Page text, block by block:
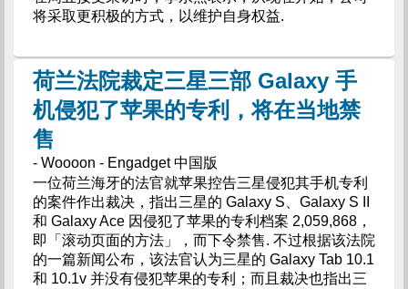
将采取更积极的方式，以维护自身权益.
荷兰法院裁定三星三部 Galaxy 手
机侵犯了苹果的专利，将在当地禁
售
- Woooon - Engadget 中国版
一位荷兰海牙的法官就苹果控告三星侵犯其手机专利
的案件作出裁决，指出三星的 Galaxy S、Galaxy S II
和 Galaxy Ace 因侵犯了苹果的专利档案 2,059,868，
即「滚动页面的方法」，而下令禁售. 不过根据该法院
的一篇新闻公布，该法官认为三星的 Galaxy Tab 10.1
和 10.1v 并没有侵犯苹果的专利；而且裁决也指出三